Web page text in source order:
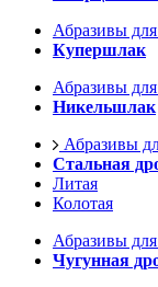
Абразивы для
Купершлак
Абразивы для
Никельшлак
Абразивы
Стальная
Литая
Колотая
Абразивы для
Чугунная